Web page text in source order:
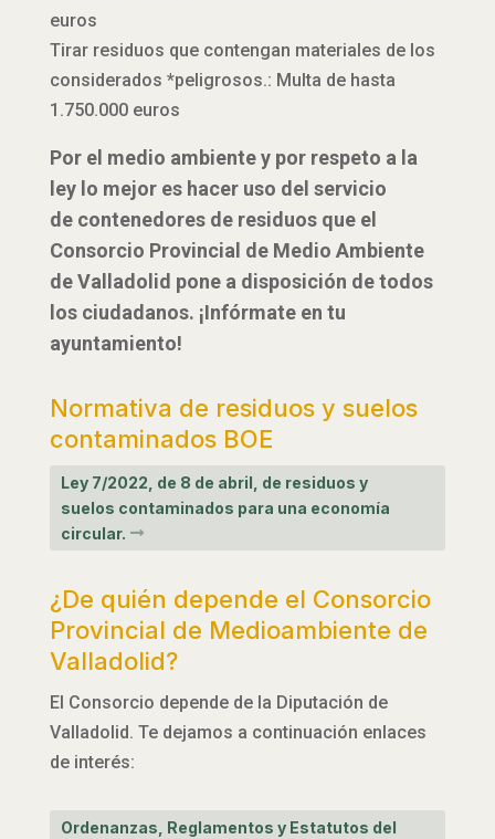
euros
Tirar residuos que contengan materiales de los
considerados *peligrosos.: Multa de hasta
1.750.000 euros
Por el medio ambiente y por respeto a la
ley lo mejor es hacer uso del servicio
de contenedores de residuos que el
Consorcio Provincial de Medio Ambiente
de Valladolid pone a disposición de todos
los ciudadanos. ¡Infórmate en tu
ayuntamiento!
Normativa de residuos y suelos
contaminados BOE
Ley 7/2022, de 8 de abril, de residuos y
suelos contaminados para una economía
circular.
¿De quién depende el Consorcio
Provincial de Medioambiente de
Valladolid?
El Consorcio depende de la Diputación de
Valladolid. Te dejamos a continuación enlaces
de interés:
Ordenanzas, Reglamentos y Estatutos del